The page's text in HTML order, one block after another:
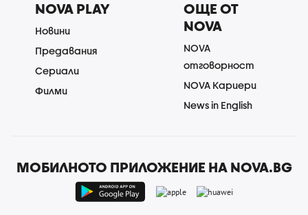
NOVA PLAY
Новини
Предавания
Сериали
Филми
ОЩЕ ОТ
NOVA
NOVA
отговорност
NOVA Кариери
News in English
МОБИЛНОТО ПРИЛОЖЕНИЕ НА NOVA.BG